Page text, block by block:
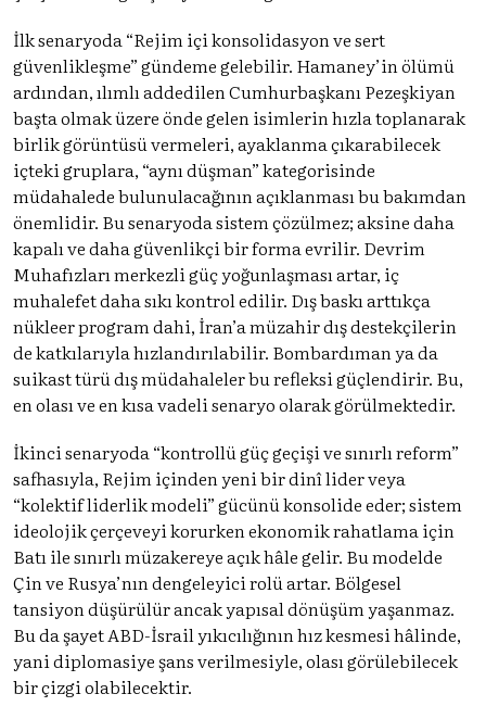
İlk senaryoda “Rejim içi konsolidasyon ve sert
güvenlikleşme” gündeme gelebilir. Hamaney’in ölümü
ardından, ılımlı addedilen Cumhurbaşkanı Pezeşkiyan
başta olmak üzere önde gelen isimlerin hızla toplanarak
birlik görüntüsü vermeleri, ayaklanma çıkarabilecek
içteki gruplara, “aynı düşman” kategorisinde
müdahalede bulunulacağının açıklanması bu bakımdan
önemlidir. Bu senaryoda sistem çözülmez; aksine daha
kapalı ve daha güvenlikçi bir forma evrilir. Devrim
Muhafızları merkezli güç yoğunlaşması artar, iç
muhalefet daha sıkı kontrol edilir. Dış baskı arttıkça
nükleer program dahi, İran’a müzahir dış destekçilerin
de katkılarıyla hızlandırılabilir. Bombardıman ya da
suikast türü dış müdahaleler bu refleksi güçlendirir. Bu,
en olası ve en kısa vadeli senaryo olarak görülmektedir.
İkinci senaryoda “kontrollü güç geçişi ve sınırlı reform”
safhasıyla, Rejim içinden yeni bir dinî lider veya
“kolektif liderlik modeli” gücünü konsolide eder; sistem
ideolojik çerçeveyi korurken ekonomik rahatlama için
Batı ile sınırlı müzakereye açık hâle gelir. Bu modelde
Çin ve Rusya’nın dengeleyici rolü artar. Bölgesel
tansiyon düşürülür ancak yapısal dönüşüm yaşanmaz.
Bu da şayet ABD-İsrail yıkıcılığının hız kesmesi hâlinde,
yani diplomasiye şans verilmesiyle, olası görülebilecek
bir çizgi olabilecektir.